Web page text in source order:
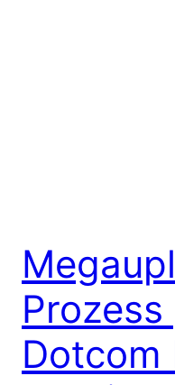
Dotcom